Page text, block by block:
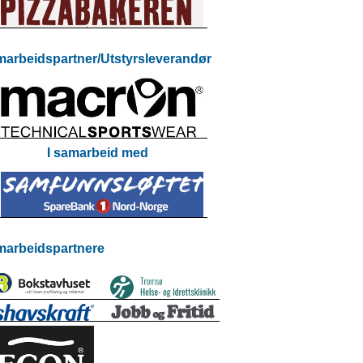
Utstyrsleverandør
I samarbeid med